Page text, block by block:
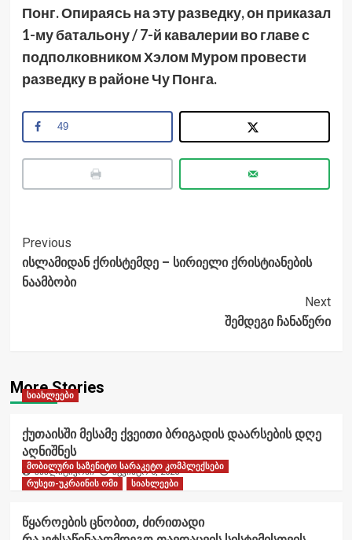
Понг. Опираясь на эту разведку, он приказал
1-му батальону / 7-й кавалерии во главе с
подполковником Хэлом Муром провести
разведку в районе Чу Понга.
49
Post
Navigation
Previous
ისლამიდან ქრისტემდე – სირიელი ქრისტიანების
ნაამბობი
Next
შემდეგი ჩანაწერი
More Stories
სიახლეები
ქუთაისში მესამე ქვეითი ბრიგადის დაარსების დღე
აღნიშნეს
ანალიტიკოსი აგვისტო 6, 2026
მობილური საზენიტო სარაკეტო კომპლექსები
რუსეთ-უკრაინის ომი
სიახლეები
წყაროების ცნობით, ძირითადი